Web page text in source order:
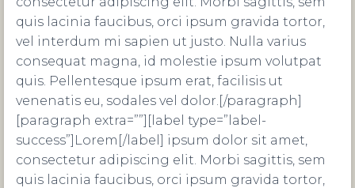
quis lacinia faucibus, orci ipsum gravida tortor,
vel interdum mi sapien ut justo. Nulla varius
consequat magna, id molestie ipsum volutpat
quis. Pellentesque ipsum erat, facilisis ut
venenatis eu, sodales vel dolor.[/paragraph]
[paragraph extra=””][label type=”label-
success”]Lorem[/label] ipsum dolor sit amet,
consectetur adipiscing elit. Morbi sagittis, sem
quis lacinia faucibus, orci ipsum gravida tortor,